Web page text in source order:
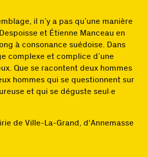
il n’y a pas qu’une manière
et Étienne Manceau en
à consonance suédoise. Dans
complexe et complice d’une
Que se racontent deux hommes
hommes qui se questionnent sur
et qui se déguste seul·e
de Ville-La-Grand, d'Annemasse